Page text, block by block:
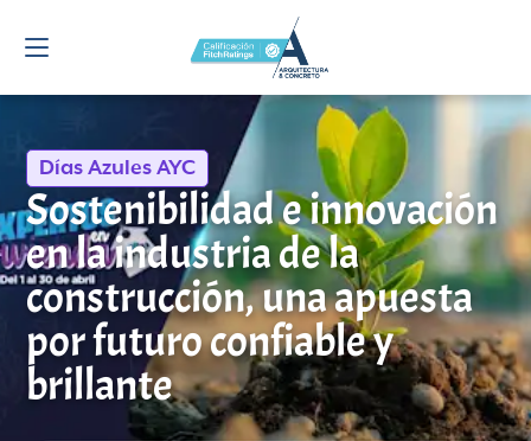
Días Azules AYC
Sostenibilidad e innovación
en la industria de la
construcción, una apuesta
por futuro confiable y
brillante